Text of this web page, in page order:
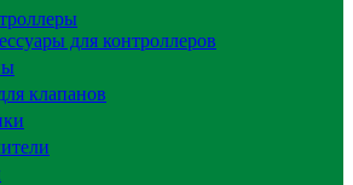
для контроллеров
клапанов